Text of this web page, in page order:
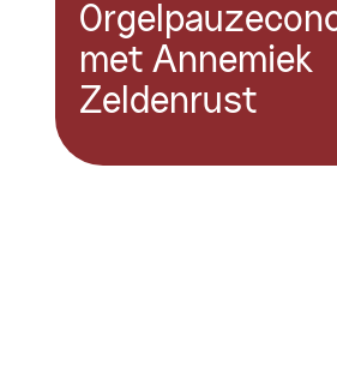
met Annemiek
Zeldenrust